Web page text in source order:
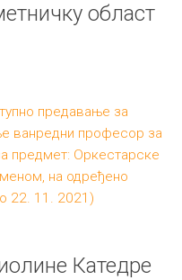
област
предавање за
ванредни професор за
предмет: Оркестарске
на одређено
22. 11. 2021)
Катедре